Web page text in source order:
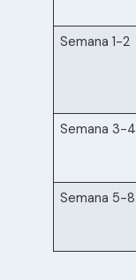
Semana 1-2
Semana 3-4
Semana 5-8